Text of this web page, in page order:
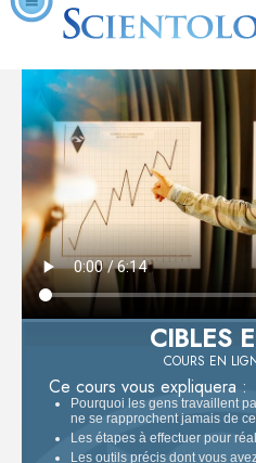
CIBLES
COURS EN
Ce cours vous expliquera :
Pourquoi les gens travaillent
ne se rapprochent jamais de ce
Les étapes à effectuer pour
Les outils précis dont vous